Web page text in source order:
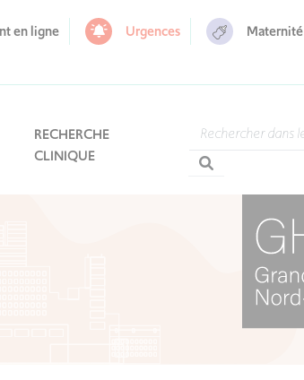
en ligne Urgences Maternité
RECHERCHE
CLINIQUE